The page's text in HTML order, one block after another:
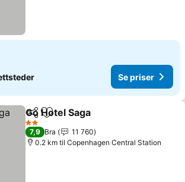
Se priser
Del Legg til i favoritter
Go Hotel Saga
2 Stjerner
7,9 Bra
11 760
0.2 km til Copenhagen Central Station